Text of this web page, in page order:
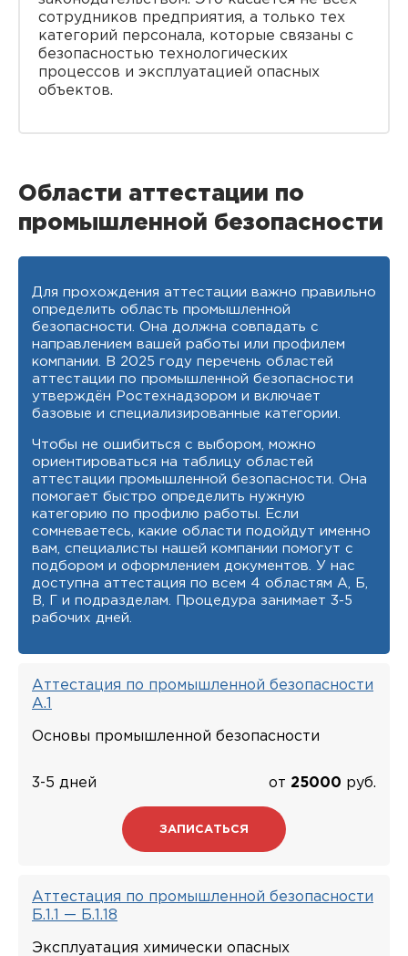
сотрудников предприятия, а только тех
категорий персонала, которые связаны с
безопасностью технологических
процессов и эксплуатацией опасных
объектов.
Области аттестации по
промышленной безопасности
Для прохождения аттестации важно правильно
определить область промышленной
безопасности. Она должна совпадать с
направлением вашей работы или профилем
компании. В 2025 году перечень областей
аттестации по промышленной безопасности
утверждён Ростехнадзором и включает
базовые и специализированные категории.
Чтобы не ошибиться с выбором, можно
ориентироваться на таблицу областей
аттестации промышленной безопасности. Она
помогает быстро определить нужную
категорию по профилю работы. Если
сомневаетесь, какие области подойдут именно
вам, специалисты нашей компании помогут с
подбором и оформлением документов. У нас
доступна аттестация по всем 4 областям А, Б,
В, Г и подразделам. Процедура занимает 3-5
рабочих дней.
Аттестация по промышленной безопасности
А.1
Основы промышленной безопасности
3-5 дней от 25000 руб.
ЗАПИСАТЬСЯ
Аттестация по промышленной безопасности
Б.1.1 — Б.1.18
Эксплуатация химически опасных